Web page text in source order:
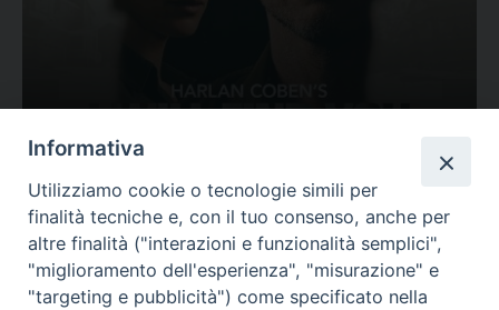
Valutazione
Complesso, Problematico
Tematica: Amore-Sentimenti, Carcere...
Informativa
Utilizziamo cookie o tecnologie simili per
finalità tecniche e, con il tuo consenso, anche per
altre finalità ("interazioni e funzionalità semplici",
"miglioramento dell'esperienza", "misurazione" e
"targeting e pubblicità") come specificato nella